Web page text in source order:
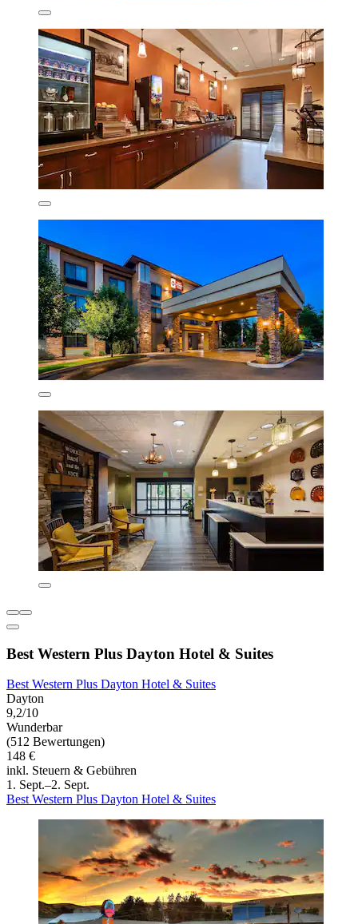
Best Western Plus Dayton Hotel & Suites
Best Western Plus Dayton Hotel & Suites
Dayton
9,2/10
Wunderbar
(512 Bewertungen)
148 €
inkl. Steuern & Gebühren
1. Sept.–2. Sept.
Best Western Plus Dayton Hotel & Suites